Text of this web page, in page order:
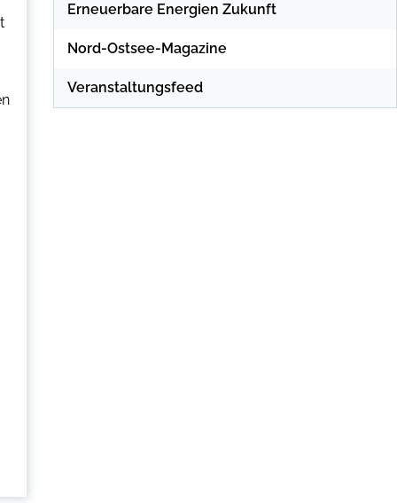
Erneuerbare Energien Zukunft
Nord-Ostsee-Magazine
Veranstaltungsfeed